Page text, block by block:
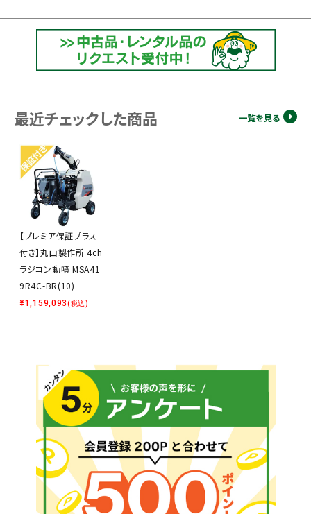
最近チェックした商品 一覧を見る
【プレミア保証プラス
付き】丸山製作所 4ch
ラジコン動噴 MSA41
9R4C-BR(10)
¥1,159,093(税込)